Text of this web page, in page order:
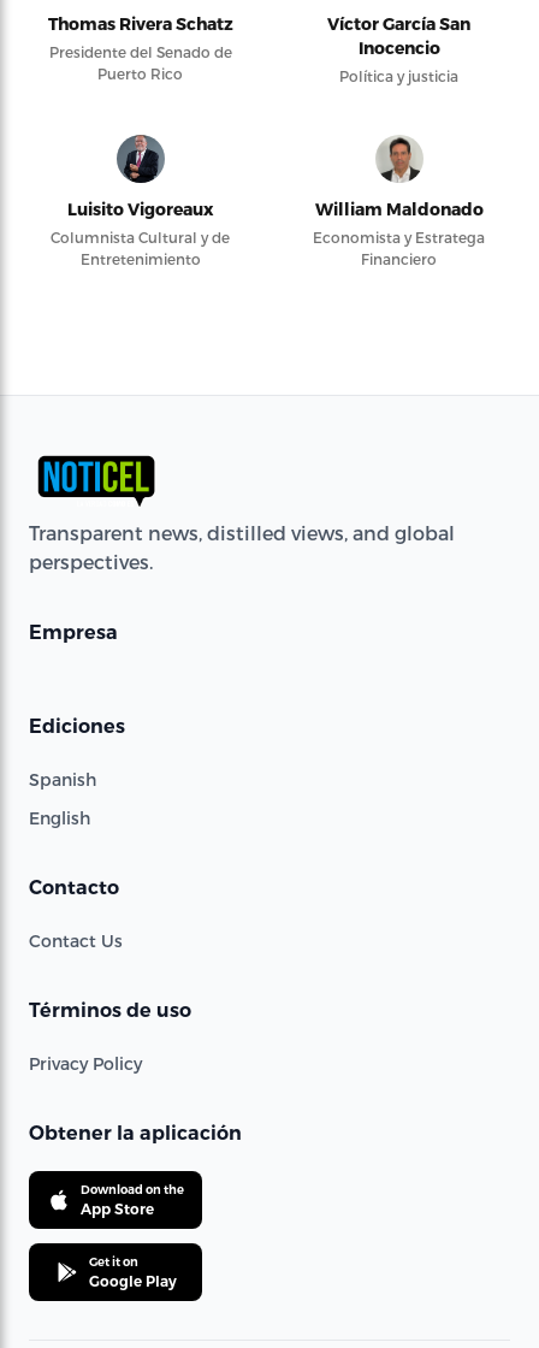
Thomas Rivera Schatz
Presidente del Senado de
Puerto Rico
Víctor García San
Inocencio
Política y justicia
Luisito Vigoreaux
Columnista Cultural y de
Entretenimiento
William Maldonado
Economista y Estratega
Financiero
Transparent news, distilled views, and global
perspectives.
Empresa
Ediciones
Spanish
English
Contacto
Contact Us
Términos de uso
Privacy Policy
Obtener la aplicación
Download on the
App Store
Get it on
Google Play